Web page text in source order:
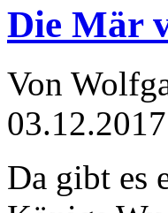
Die Mär
Von
03.12.2017
Da gibt es